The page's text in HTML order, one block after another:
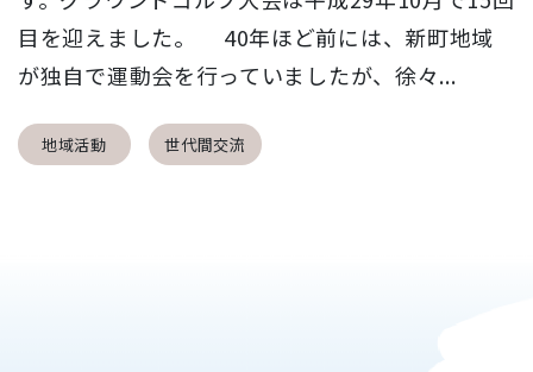
目を迎えました。 40年ほど前には、新町地域
が独自で運動会を行っていましたが、徐々...
地域活動 世代間交流